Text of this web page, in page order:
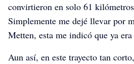
convirtieron en solo 61
Simplemente me dejé llevar por
Metten, esta me indicó que ya
Aun así, en este trayecto tan